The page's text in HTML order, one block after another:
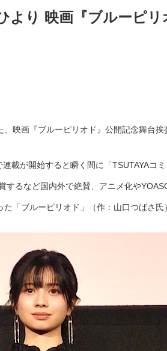
より 映画『ブルーピ
映画『ブルーピリオド』公開記念舞台挨
載が開始すると瞬く間に「TSUTAYAコ
するなど国内外で絶賛、アニメ化や
「ブルーピリオド」（作：山口つばさ